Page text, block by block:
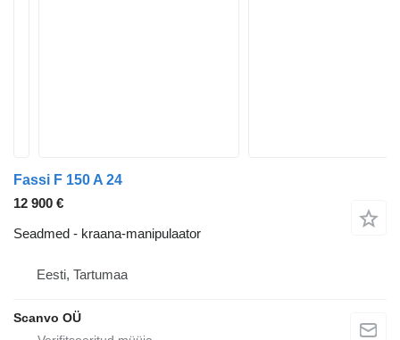
Fassi F 150 A 24
12 900 €
Seadmed - kraana-manipulaator
Eesti, Tartumaa
Scanvo OÜ